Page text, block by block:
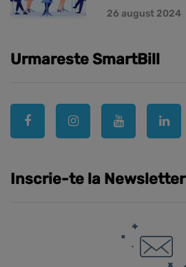
26 august 2024
Urmareste SmartBill
Inscrie-te la Newsletter